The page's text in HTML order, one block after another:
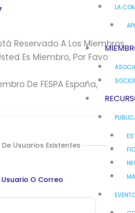
LA
Reservado A Los Miembros
Es Miembro, Por Favor
De FESPA España,
Usuarios Existentes
O Correo